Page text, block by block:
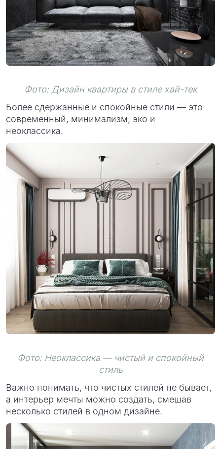
Фото: Дизайн квартиры в стиле хай-тек
Более сдержанные и спокойные стили — это
современный, минимализм, эко и
неоклассика.
Фото: Неоклассика — чистый и спокойный
стиль
Важно понимать, что чистых стилей не бывает,
а интерьер мечты можно создать, смешав
несколько стилей в одном дизайне.